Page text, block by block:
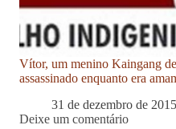
Vítor, um menino Kaingang
assassinado enquanto era
31 de dezembro de 2015
Deixe um comentário